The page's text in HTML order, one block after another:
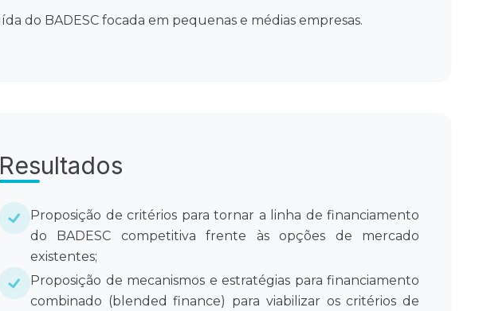
do BADESC focada em pequenas e médias empresas.
Resultados
Proposição de critérios para tornar a linha de financiamento
do BADESC competitiva frente às opções de mercado
existentes;
Proposição de mecanismos e estratégias para financiamento
combinado (blended finance) para viabilizar os critérios de